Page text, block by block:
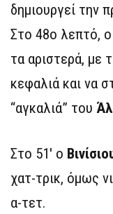
δημιουργεί την
Στο 48ο λεπτό, ο
τα αριστερά, με
κεφαλιά και να
“αγκαλιά” του
Στο 51′ ο
χατ-τρικ, όμως
α-τετ.